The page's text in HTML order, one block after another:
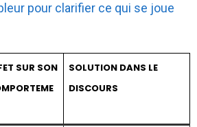
pour clarifier ce qui se joue
SUR SON
SOLUTION DANS LE
DISCOURS